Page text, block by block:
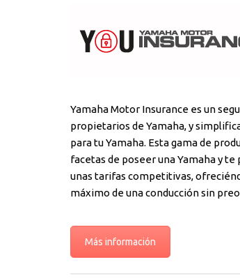
Yamaha Motor Insurance es un
propietarios de Yamaha, y
para tu Yamaha. Esta gama de
facetas de poseer una Yamaha y
unas tarifas competitivas,
máximo de una conducción sin
Más información